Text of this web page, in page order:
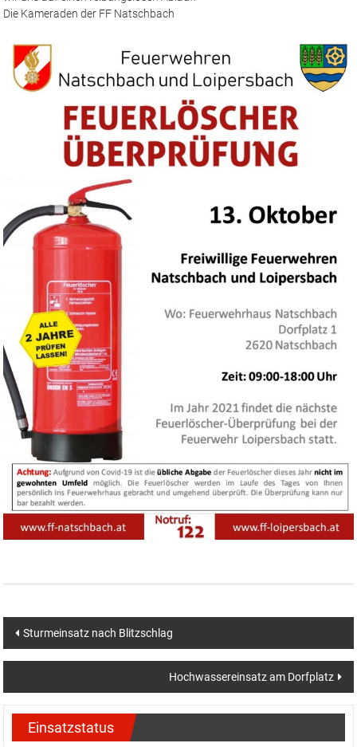
Die Kameraden der FF Natschbach
Beitragsnavigation
Sturmeinsatz nach Blitzschlag
Hochwassereinsatz am Dorfplatz
Einsatzstatus